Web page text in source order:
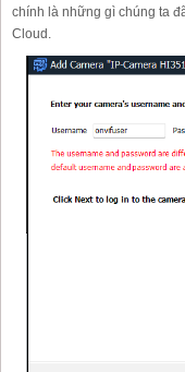
chính là những gì chúng ta
Cloud.